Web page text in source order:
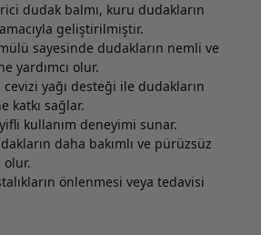
dudak balmı, kuru dudakların
geliştirilmiştir.
sayesinde dudakların nemli ve
yardımcı olur.
yağı desteği ile dudakların
katkı sağlar.
kullanım deneyimi sunar.
daha bakımlı ve pürüzsüz
olur.
önlenmesi veya tedavisi